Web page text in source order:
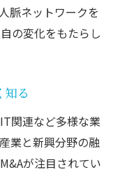
脈ネットワークを
の変化をもたらし
知る
関連など多様な業
業と新興分野の融
が注目されてい